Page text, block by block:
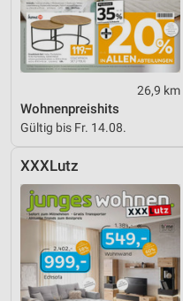
26,9 km
Wohnenpreishits
Gültig bis Fr. 14.08.
XXXLutz